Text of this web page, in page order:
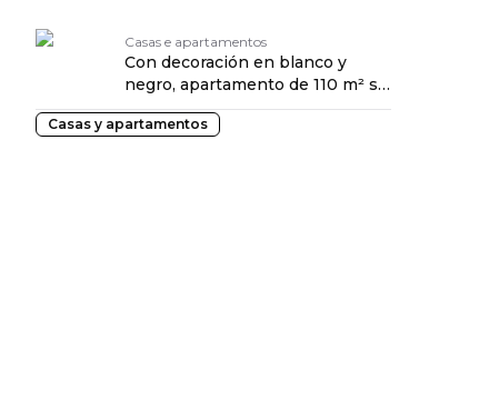
Casas e apartamentos
Con decoración en blanco y
negro, apartamento de 110 m² se
adapta para la llegada del bebé
Casas y apartamentos